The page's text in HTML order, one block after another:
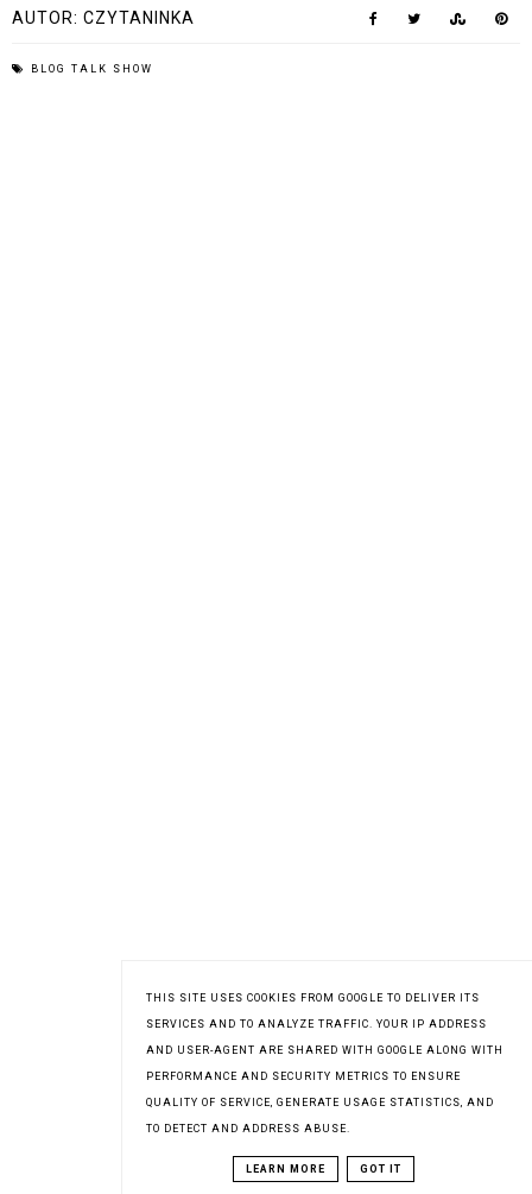
AUTOR: CZYTANINKA
BLOG TALK SHOW
THIS SITE USES COOKIES FROM GOOGLE TO DELIVER ITS
SERVICES AND TO ANALYZE TRAFFIC. YOUR IP ADDRESS
AND USER-AGENT ARE SHARED WITH GOOGLE ALONG WITH
PERFORMANCE AND SECURITY METRICS TO ENSURE
QUALITY OF SERVICE, GENERATE USAGE STATISTICS, AND
TO DETECT AND ADDRESS ABUSE.
LEARN MORE GOT IT